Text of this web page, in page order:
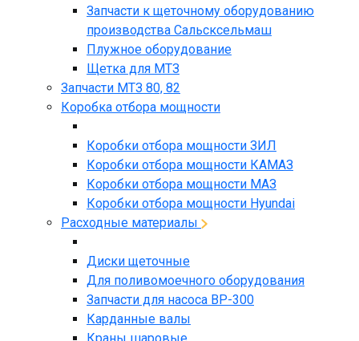
Запчасти к щеточному оборудованию
производства Сальсксельмаш
Плужное оборудование
Щетка для МТЗ
Запчасти МТЗ 80, 82
Коробка отбора мощности
Коробки отбора мощности ЗИЛ
Коробки отбора мощности КАМАЗ
Коробки отбора мощности МАЗ
Коробки отбора мощности Hyundai
Расходные материалы
Диски щеточные
Для поливомоечного оборудования
Запчасти для насоса BP-300
Карданные валы